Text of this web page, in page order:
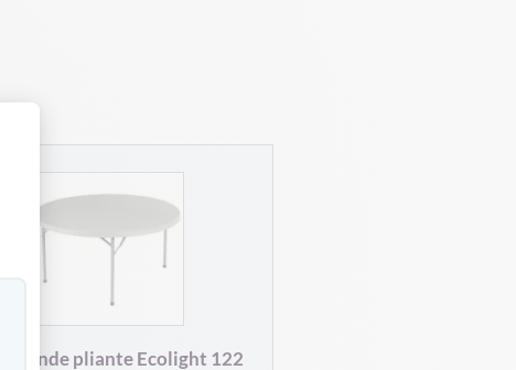
Personnalisez vos Options
ronde pliante Ecolight 122